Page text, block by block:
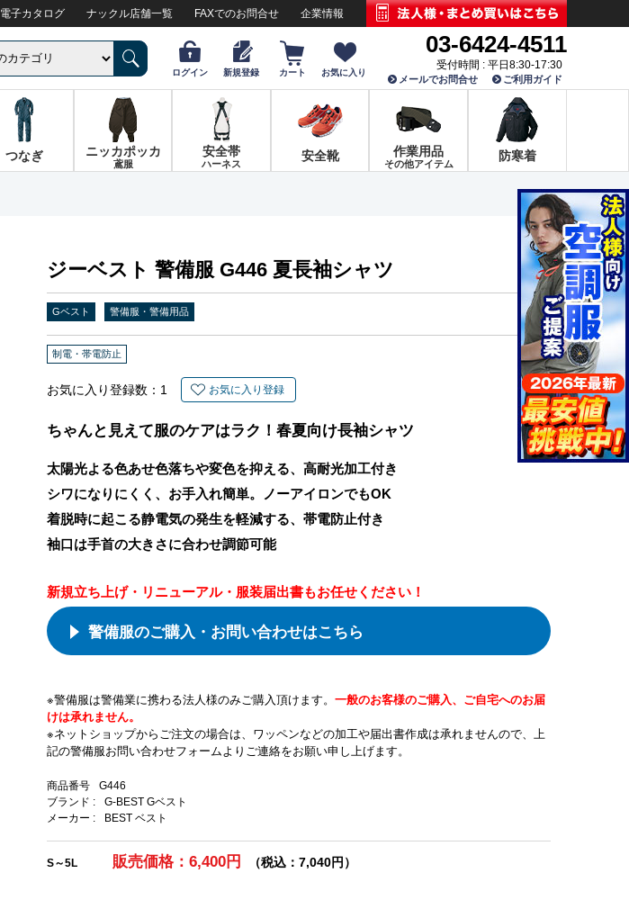
電子カタログ ナックル店舗一覧 FAXでのお問合せ 企業情報
ログイン 新規登録 カート お気に入り
03-6424-4511
受付時間 : 平日8:30-17:30
メールでお問合せ ご利用ガイド
つなぎ ニッカポッカ
鳶服
安全帯
ハーネス
安全靴 作業用品
その他アイテム
防寒着
ジーベスト 警備服 G446 夏長袖シャツ
Gベスト 警備服・警備用品
制電・帯電防止
お気に入り登録数： 1 お気に入り登録
ちゃんと見えて服のケアはラク！春夏向け長袖シャツ
太陽光よる色あせ色落ちや変色を抑える、高耐光加工付き
シワになりにくく、お手入れ簡単。ノーアイロンでもOK
着脱時に起こる静電気の発生を軽減する、帯電防止付き
袖口は手首の大きさに合わせ調節可能
新規立ち上げ・リニューアル・服装届出書もお任せください！
警備服のご購入・お問い合わせはこちら
※警備服は警備業に携わる法人様のみご購入頂けます。 一般のお客様のご購入、ご自宅へのお届
けは承れません。
※ネットショップからご注文の場合は、ワッペンなどの加工や届出書作成は承れませんので、上
記の警備服お問い合わせフォームよりご連絡をお願い申し上げます。
商品番号
G446
ブランド :
G-BEST Gベスト
メーカー :
BEST ベスト
S～5L 販売価格：6,400円 （税込：7,040円）